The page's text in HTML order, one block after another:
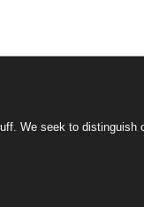
We seek to distinguish